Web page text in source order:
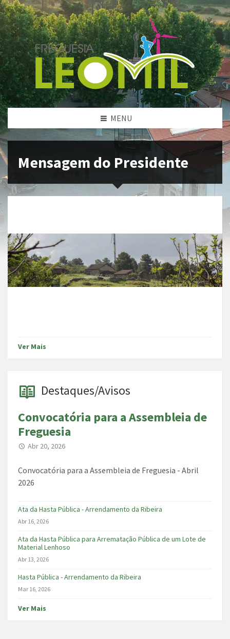
MENU
Mensagem do Presidente
Ver Mais
Destaques/Avisos
Convocatória para a Assembleia de
Freguesia
Abr 20, 2026
Convocatória para a Assembleia de Freguesia - Abril
2026
Ata da Hasta Pública - Arrendamento da Ribeira
Abr 16, 2026
Ata da Hasta Pública para Arrematação Pública de um Lote de
Material Lenhoso
Abr 13, 2026
Hasta Pública - Arrendamento da Ribeira
Mar 16, 2026
Ver Mais